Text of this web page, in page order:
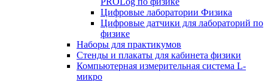
Цифровые лаборатории Физика
Цифровые датчики для лабораторий по
физике
Наборы для практикумов
Стенды и плакаты для кабинета физики
Компьютерная измерительная система L-
микро